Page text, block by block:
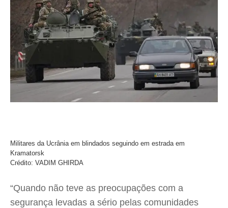
Militares da Ucrânia em blindados seguindo em estrada em
Kramatorsk
Crédito: VADIM GHIRDA
“Quando não teve as preocupações com a
segurança levadas a sério pelas comunidades